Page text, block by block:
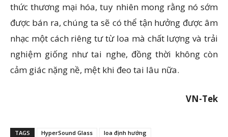
thức thương mại hóa, tuy nhiên mong rằng nó sớm
được bán ra, chúng ta sẽ có thể tận hưởng được âm
nhạc một cách riêng tư từ loa mà chất lượng và trải
nghiệm giống như tai nghe, đồng thời không còn
cảm giác nặng nề, mệt khi đeo tai lâu nữa.
VN-Tek
TAGS HyperSound Glass loa định hướng